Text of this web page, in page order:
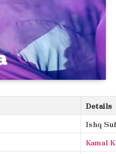
Details
Ishq
Kamal